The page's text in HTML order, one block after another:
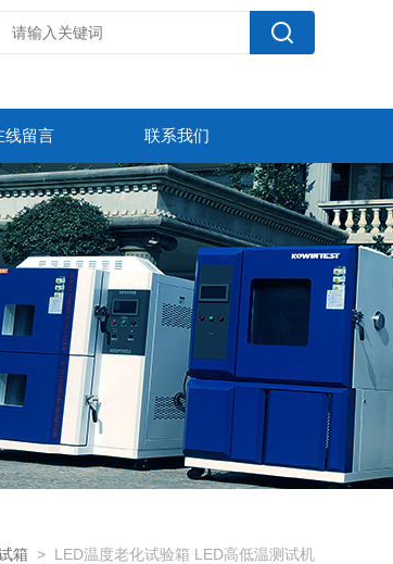
线留言 联系我们
箱 > LED温度老化试验箱 LED高低温测试机